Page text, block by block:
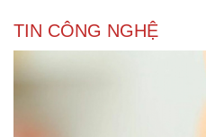
TIN CÔNG NGHỆ